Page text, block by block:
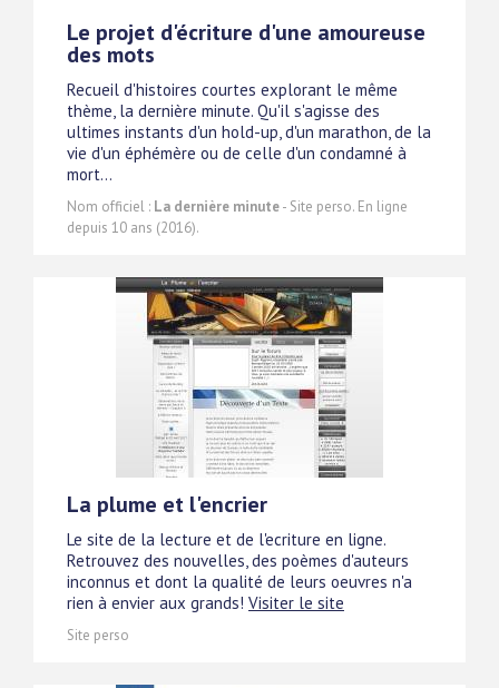
Le projet d'écriture d'une amoureuse
des mots
Recueil d'histoires courtes explorant le même
thème, la dernière minute. Qu'il s'agisse des
ultimes instants d'un hold-up, d'un marathon, de la
vie d'un éphémère ou de celle d'un condamné à
mort...
Nom officiel : La dernière minute- Site perso. En ligne
depuis 10 ans (2016).
La plume et l'encrier
Le site de la lecture et de l'ecriture en ligne.
Retrouvez des nouvelles, des poèmes d'auteurs
inconnus et dont la qualité de leurs oeuvres n'a
rien à envier aux grands! Visiter le site
Site perso